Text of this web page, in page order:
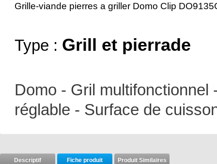
Grille-viande pierres a griller Domo Clip
Type : Grill et pierrade
Domo - Gril multifonctionnel
réglable - Surface de
Descriptif Fiche produit Produit Similaires